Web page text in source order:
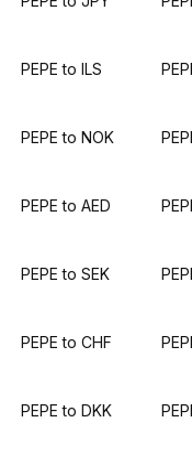
PEPE to ILS
PEPE to NOK
PEPE to AED
PEPE to SEK
PEPE to CHF
PEPE to DKK